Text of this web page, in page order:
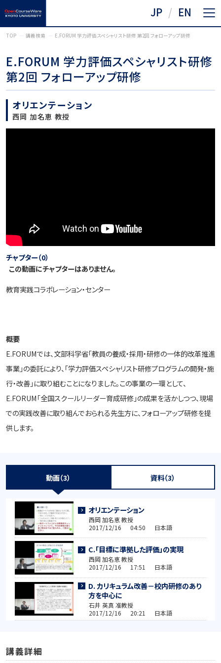
JP EN
TOP 講義検索 E.FORUM 学力評価スペシャリスト研修 第2回 フォローアップ研修
E.FORUM 学力評価スペシャリスト研修
第2回 フォローアップ研修
オリエンテーション
西岡 加名恵 教授
チャプター（0）
この動画にチャプターはありません。
教育実践コラボレーション・センター
概要
E.FORUMでは、文部科学省「教員の養成・採用・研修の一体的改革推進
事業」の委託により、「学力評価スペシャリスト研修プログラムの開発・施
行・改善」に取り組むことになりました。この事業の一環として、
E.FORUM「全国スクールリーダー育成研修」の成果を活かしつつ、現場
での実践改善に取り組んでおられる先生方に、フォローアップ研修を提
供します。
動画（3） 資料（3）
オリエンテーション
西岡 加名恵 教授
2017/12/16 04:50 日本語
C.「目標に準拠した評価」の実現
西岡 加名恵 教授
2017/12/16 17:51 日本語
D. カリキュラム改善－校内研修のあり
方を中心に
石井 英真 准教授
2017/12/16 20:21 日本語
講義詳細